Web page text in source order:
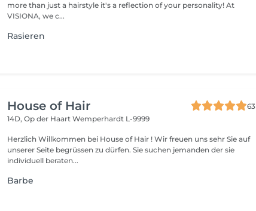
more than just a hairstyle it's a reflection of your personality! At
VISIONA, we c...
Rasieren
House of Hair
63
14D, Op der HaartWemperhardt L-9999
Herzlich Willkommen bei House of Hair ! Wir freuen uns sehr Sie auf
unserer Seite begrüssen zu dürfen. Sie suchen jemanden der sie
individuell beraten...
Barbe